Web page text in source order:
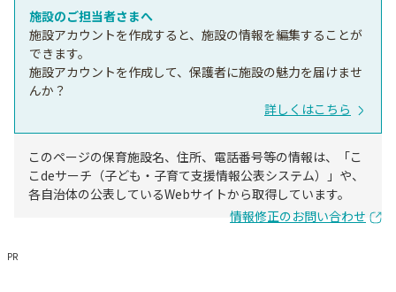
施設のご担当者さまへ
施設アカウントを作成すると、施設の情報を編集することが
できます。
施設アカウントを作成して、保護者に施設の魅力を届けませ
んか？
詳しくはこちら
このページの保育施設名、住所、電話番号等の情報は、「こ
こdeサーチ（子ども・子育て支援情報公表システム）」や、
各自治体の公表しているWebサイトから取得しています。
情報修正のお問い合わせ
PR